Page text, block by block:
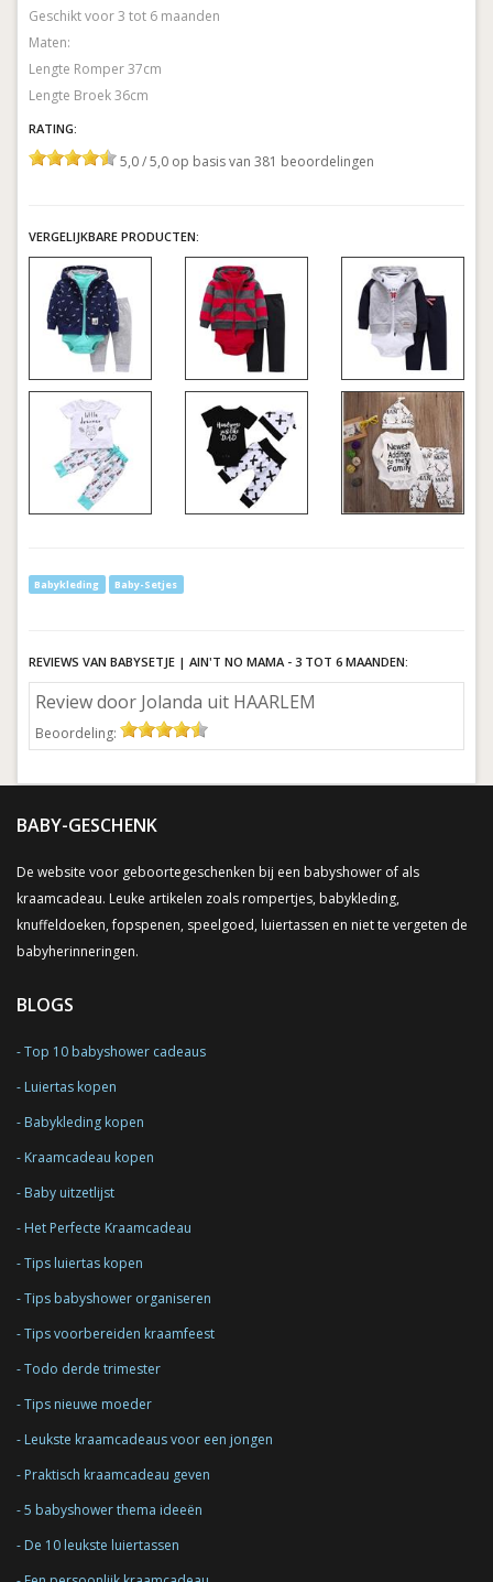
Geschikt voor 3 tot 6 maanden
Maten:
Lengte Romper 37cm
Lengte Broek 36cm
RATING:
5,0 / 5,0 op basis van 381 beoordelingen
VERGELIJKBARE PRODUCTEN:
Babykleding Baby-Setjes
REVIEWS VAN BABYSETJE | AIN'T NO MAMA - 3 TOT 6 MAANDEN:
Review door Jolanda uit HAARLEM
Beoordeling:
BABY-GESCHENK
De website voor geboortegeschenken bij een babyshower of als
kraamcadeau. Leuke artikelen zoals rompertjes, babykleding,
knuffeldoeken, fopspenen, speelgoed, luiertassen en niet te vergeten de
babyherinneringen.
BLOGS
Top 10 babyshower cadeaus
Luiertas kopen
Babykleding kopen
Kraamcadeau kopen
Baby uitzetlijst
Het Perfecte Kraamcadeau
Tips luiertas kopen
Tips babyshower organiseren
Tips voorbereiden kraamfeest
Todo derde trimester
Tips nieuwe moeder
Leukste kraamcadeaus voor een jongen
Praktisch kraamcadeau geven
5 babyshower thema ideeën
De 10 leukste luiertassen